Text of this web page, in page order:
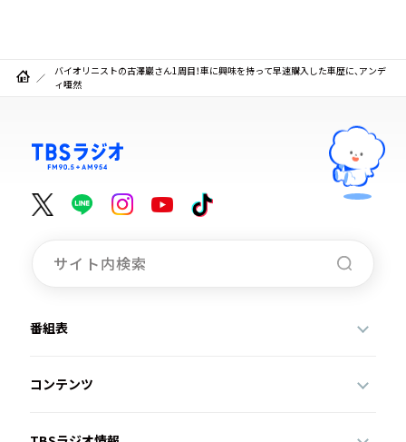
バイオリニストの古澤巖さん1周目！車に興味を持って早速購入した車歴に、アンデ
ィ唖然
番組表
コンテンツ